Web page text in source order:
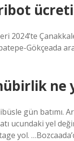
2024’te
Gökçeada
ne
gün batımı.
ucundaki yel
yol.